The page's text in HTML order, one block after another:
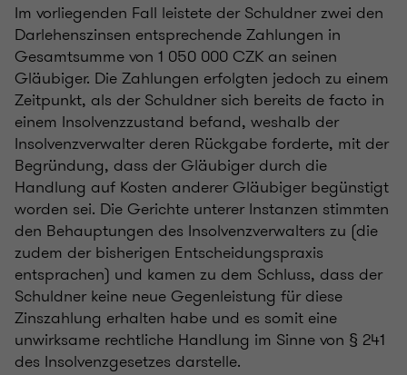
Im vorliegenden Fall leistete der Schuldner zwei den
Darlehenszinsen entsprechende Zahlungen in
Gesamtsumme von 1 050 000 CZK an seinen
Gläubiger. Die Zahlungen erfolgten jedoch zu einem
Zeitpunkt, als der Schuldner sich bereits de facto in
einem Insolvenzzustand befand, weshalb der
Insolvenzverwalter deren Rückgabe forderte, mit der
Begründung, dass der Gläubiger durch die
Handlung auf Kosten anderer Gläubiger begünstigt
worden sei. Die Gerichte unterer Instanzen stimmten
den Behauptungen des Insolvenzverwalters zu (die
zudem der bisherigen Entscheidungspraxis
entsprachen) und kamen zu dem Schluss, dass der
Schuldner keine neue Gegenleistung für diese
Zinszahlung erhalten habe und es somit eine
unwirksame rechtliche Handlung im Sinne von § 241
des Insolvenzgesetzes darstelle.